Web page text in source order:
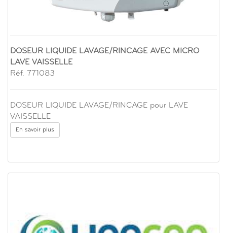
DOSEUR LIQUIDE LAVAGE/RINCAGE AVEC MICRO
LAVE VAISSELLE
Réf. 771083
DOSEUR LIQUIDE LAVAGE/RINCAGE pour LAVE
VAISSELLE
En savoir plus